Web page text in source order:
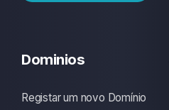
Dominios
Registar um novo Domínio